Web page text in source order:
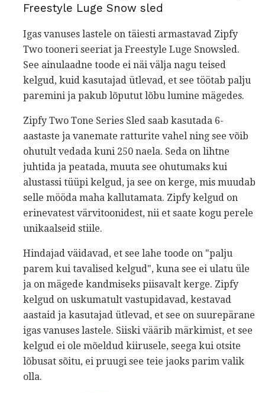
Freestyle Luge Snow sled
Igas vanuses lastele on täiesti armastavad Zipfy
Two tooneri seeriat ja Freestyle Luge Snowsled.
See ainulaadne toode ei näi välja nagu teised
kelgud, kuid kasutajad ütlevad, et see töötab palju
paremini ja pakub lõputut lõbu lumine mägedes.
Zipfy Two Tone Series Sled saab kasutada 6-
aastaste ja vanemate ratturite vahel ning see võib
ohutult vedada kuni 250 naela. Seda on lihtne
juhtida ja peatada, muuta see ohutumaks kui
alustassi tüüpi kelgud, ja see on kerge, mis muudab
selle mööda maha kallutamata. Zipfy kelgud on
erinevatest värvitoonidest, nii et saate kogu perele
unikaalseid stiile.
Hindajad väidavad, et see lahe toode on "palju
parem kui tavalised kelgud", kuna see ei ulatu üle
ja on mägede kandmiseks piisavalt kerge. Zipfy
kelgud on uskumatult vastupidavad, kestavad
aastaid ja kasutajad ütlevad, et see on suurepärane
igas vanuses lastele. Siiski väärib märkimist, et see
kelgud ei ole mõeldud kiirusele, seega kui otsite
lõbusat sõitu, ei pruugi see teie jaoks parim valik
olla.